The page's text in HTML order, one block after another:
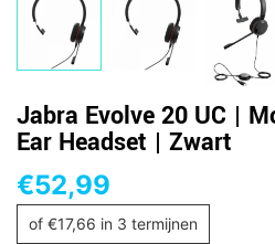
Jabra Evolve 20 UC |
Ear Headset | Zwart
€52,99
of €17,66 in 3 termijnen